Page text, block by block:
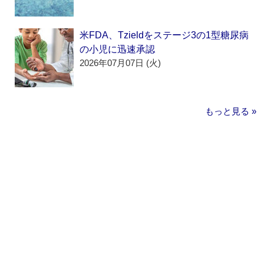
米FDA、Tzieldをステージ3の1型糖尿病
の小児に迅速承認
2026年07月07日 (火)
もっと見る »